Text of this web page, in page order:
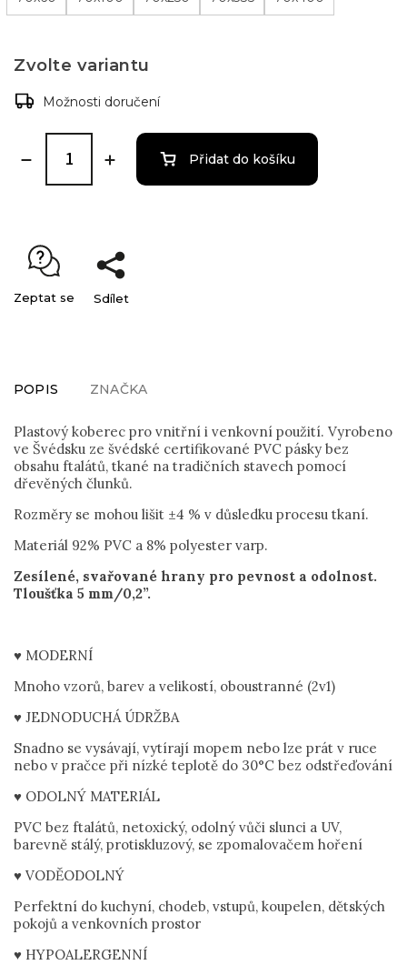
Zvolte variantu
Možnosti doručení
Přidat do košíku
Zeptat se Sdílet
POPIS ZNAČKA
Plastový koberec pro vnitřní i venkovní použití. Vyrobeno
ve Švédsku ze švédské certifikované PVC pásky bez
obsahu ftalátů, tkané na tradičních stavech pomocí
dřevěných člunků.
Rozměry se mohou lišit ±4 % v důsledku procesu tkaní.
Materiál 92% PVC a 8% polyester varp.
Zesílené, svařované hrany pro pevnost a odolnost.
Tloušťka 5 mm/0,2”.
♥ MODERNÍ
Mnoho vzorů, barev a velikostí, oboustranné (2v1)
♥ JEDNODUCHÁ ÚDRŽBA
Snadno se vysávají, vytírají mopem nebo lze prát v ruce
nebo v pračce při nízké teplotě do 30°C bez odstřeďování
♥ ODOLNÝ MATERIÁL
PVC bez ftalátů, netoxický, odolný vůči slunci a UV,
barevně stálý, protiskluzový, se zpomalovačem hoření
♥ VODĚODOLNÝ
Perfektní do kuchyní, chodeb, vstupů, koupelen, dětských
pokojů a venkovních prostor
♥ HYPOALERGENNÍ